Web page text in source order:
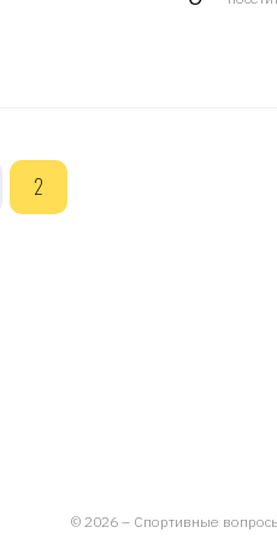
2
© 2026 – Спортивные